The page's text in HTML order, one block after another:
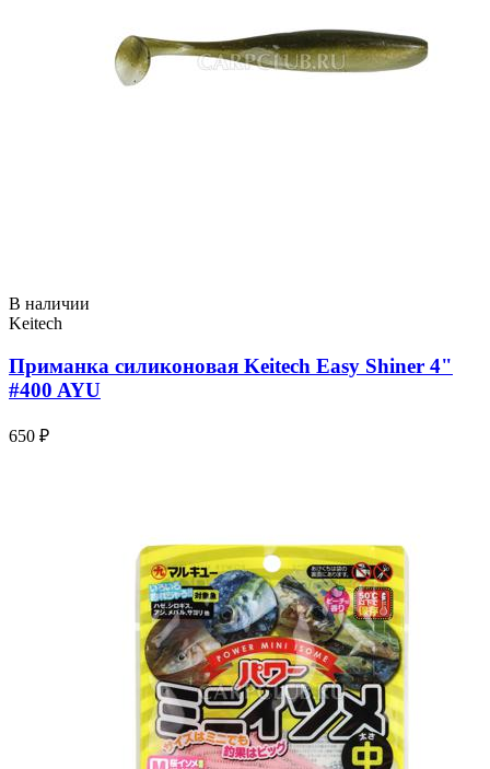
В наличии
Keitech
Приманка силиконовая Keitech Easy Shiner 4"
#400 AYU
650 ₽